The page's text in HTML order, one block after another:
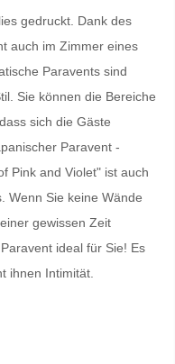
gedruckt. Dank des
auch im Zimmer eines
Paravents sind
Sie können die Bereiche
sich die Gäste
Paravent -
Pink and Violet" ist auch
Wenn Sie keine Wände
gewissen Zeit
Paravent ideal für Sie! Es
ihnen Intimität.